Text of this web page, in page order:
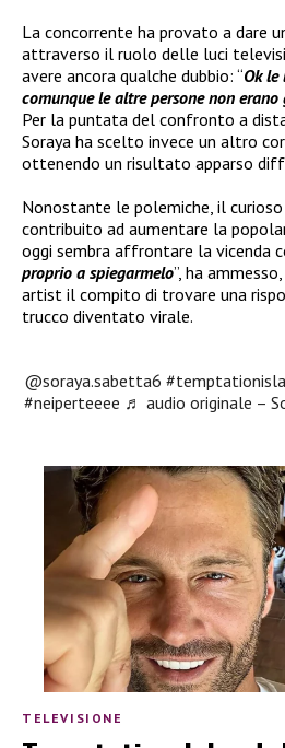
La concorrente ha provato a dare
attraverso il ruolo delle luci
avere ancora qualche dubbio: “Ok le
comunque le altre persone non
Per la puntata del confronto a
Soraya ha scelto invece un altro
ottenendo un risultato apparso
Nonostante le polemiche, il
contribuito ad aumentare la
oggi sembra affrontare la vicenda
proprio a spiegarmelo”, ha
artist il compito di trovare una
trucco diventato virale.
@soraya.sabetta6
#neiperteeee ♬ audio originale –
TELEVISIONE